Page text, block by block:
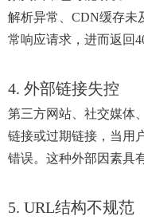
解析异常、CDN缓存未
常响应请求，进而返回
4. 外部链接失控
第三方网站、社交媒体
链接或过期链接，当用
错误。这种外部因素具
5. URL结构不规范